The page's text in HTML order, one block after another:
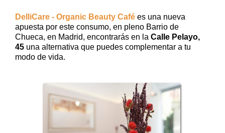
DelliCare - Organic Beauty Café es una nueva
apuesta por este consumo, en pleno Barrio de
Chueca, en Madrid, encontrarás en la Calle Pelayo,
45 una alternativa que puedes complementar a tu
modo de vida.